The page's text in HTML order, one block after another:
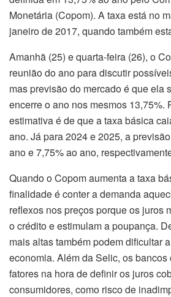
Monetária (Copom). A taxa está no
janeiro de 2017, quando também
Amanhã (25) e quarta-feira (26), o
reunião do ano para discutir
mas previsão do mercado é que ela
encerre o ano nos mesmos 13,75%.
estimativa é de que a taxa básica
ano. Já para 2024 e 2025, a
ano e 7,75% ao ano,
Quando o Copom aumenta a taxa
finalidade é conter a demanda
reflexos nos preços porque os juros
o crédito e estimulam a poupança.
mais altas também podem dificultar
economia. Além da Selic, os
fatores na hora de definir os juros
consumidores, como risco de